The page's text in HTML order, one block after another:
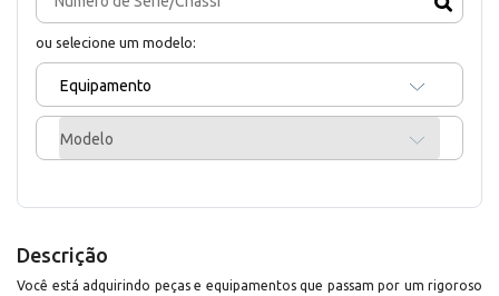
ou selecione um modelo:
Equipamento
Modelo
Descrição
Você está adquirindo peças e equipamentos que passam por um rigoroso